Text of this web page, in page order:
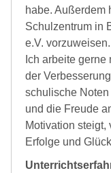
habe. Außerdem
Schulzentrum in
e.V. vorzuweisen.
Ich arbeite
der
schulische
und die Freude
Motivation
Erfolge und